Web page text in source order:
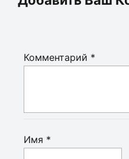
Комментарий *
Имя *